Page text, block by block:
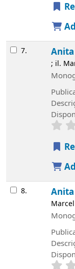
7.
; il.
8. Anita